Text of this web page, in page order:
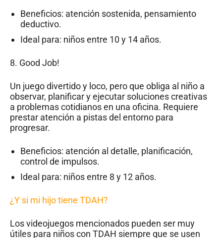
Beneficios: atención sostenida, pensamiento
deductivo.
Ideal para: niños entre 10 y 14 años.
8. Good Job!
Un juego divertido y loco, pero que obliga al niño a
observar, planificar y ejecutar soluciones creativas
a problemas cotidianos en una oficina. Requiere
prestar atención a pistas del entorno para
progresar.
Beneficios: atención al detalle, planificación,
control de impulsos.
Ideal para: niños entre 8 y 12 años.
¿Y si mi hijo tiene TDAH?
Los videojuegos mencionados pueden ser muy
útiles para niños con TDAH siempre que se usen